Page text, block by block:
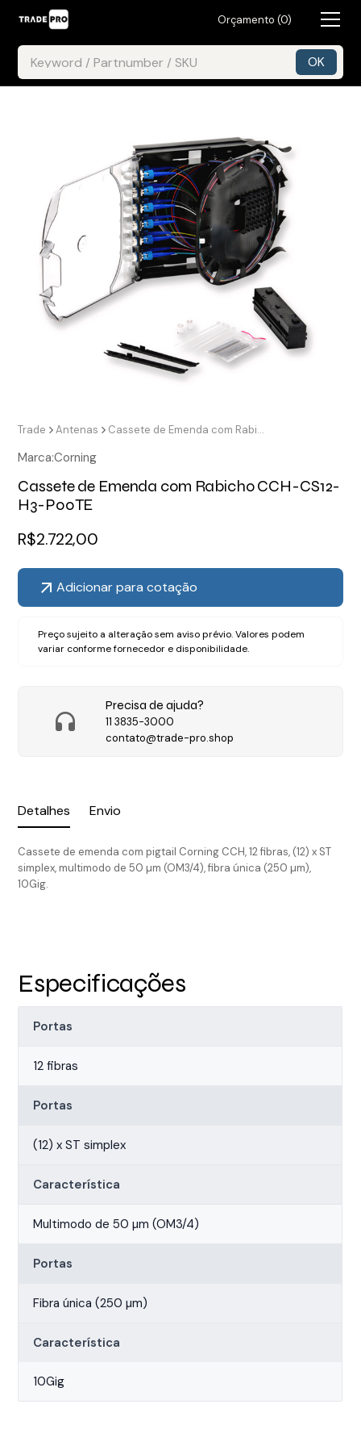
Orçamento (0)
Detalhes Envio
Cassete de emenda com pigtail Corning CCH, 12 fibras, (12) x ST
simplex, multimodo de 50 µm (OM3/4), fibra única (250 µm),
10Gig.
Trade Antenas Cassete de Emenda com Rabicho CCH-CS12-H3-P00TE
Marca:Corning
Cassete de Emenda com Rabicho CCH-CS12-
H3-P00TE
R$2.722,00
Adicionar para cotação
Preço sujeito a alteração sem aviso prévio. Valores podem
variar conforme fornecedor e disponibilidade.
Precisa de ajuda?
11 3835-3000
contato@trade-pro.shop
Especificações
Portas
12 fibras
Portas
(12) x ST simplex
Característica
Multimodo de 50 µm (OM3/4)
Portas
Fibra única (250 µm)
Característica
10Gig